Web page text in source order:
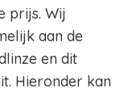
prijs. Wij
aan de
en dit
Hieronder kan